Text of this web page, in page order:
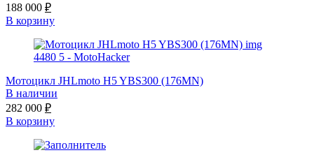
188 000 ₽
В корзину
Мотоцикл JHLmoto H5 YBS300 (176MN)
В наличии
282 000 ₽
В корзину